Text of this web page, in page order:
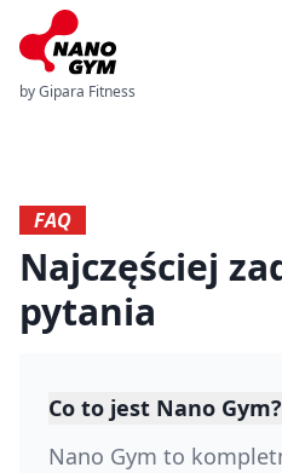
by Gipara Fitness
FAQ
Najczęściej
pytania
Co to jest Nano Gym?
Nano Gym to